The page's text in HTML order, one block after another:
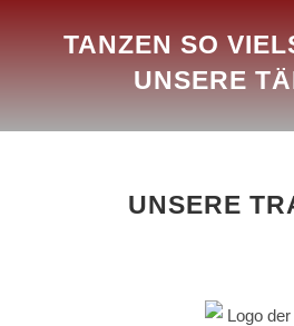
TANZEN SO
UNSERE
UNSERE